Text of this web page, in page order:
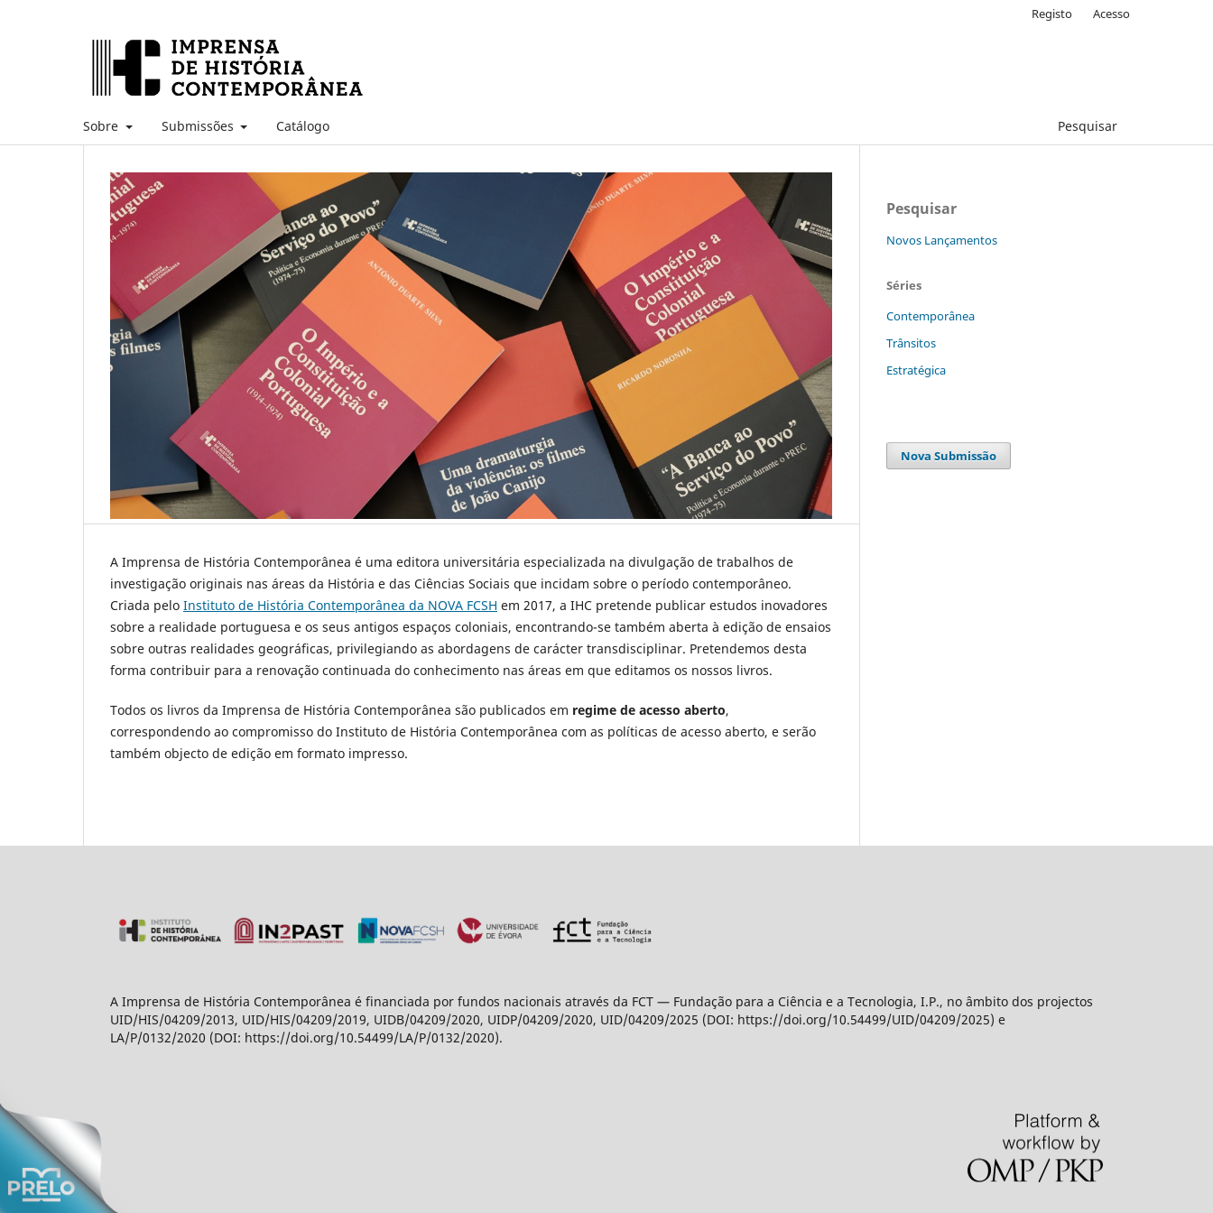
Sobre Submissões Catálogo Pesquisar
Registo Acesso
A Imprensa de História Contemporânea é uma editora universitária especializada na divulgação de trabalhos de
investigação originais nas áreas da História e das Ciências Sociais que incidam sobre o período contemporâneo.
Criada pelo Instituto de História Contemporânea da NOVA FCSH em 2017, a IHC pretende publicar estudos inovadores
sobre a realidade portuguesa e os seus antigos espaços coloniais, encontrando-se também aberta à edição de ensaios
sobre outras realidades geográficas, privilegiando as abordagens de carácter transdisciplinar. Pretendemos desta
forma contribuir para a renovação continuada do conhecimento nas áreas em que editamos os nossos livros.
Todos os livros da Imprensa de História Contemporânea são publicados em regime de acesso aberto,
correspondendo ao compromisso do Instituto de História Contemporânea com as políticas de acesso aberto, e serão
também objecto de edição em formato impresso.
Pesquisar
Novos Lançamentos
Séries
Contemporânea
Trânsitos
Estratégica
Nova Submissão
A Imprensa de História Contemporânea é financiada por fundos nacionais através da FCT — Fundação para a Ciência e a Tecnologia, I.P., no âmbito dos projectos
UID/HIS/04209/2013, UID/HIS/04209/2019, UIDB/04209/2020, UIDP/04209/2020, UID/04209/2025 (DOI: https://doi.org/10.54499/UID/04209/2025) e
LA/P/0132/2020 (DOI: https://doi.org/10.54499/LA/P/0132/2020).